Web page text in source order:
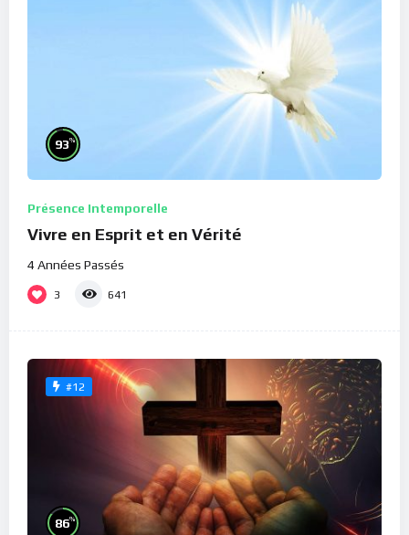
93%
Présence Intemporelle
Vivre en Esprit et en Vérité
4 Années Passés
3 641
#12
86%